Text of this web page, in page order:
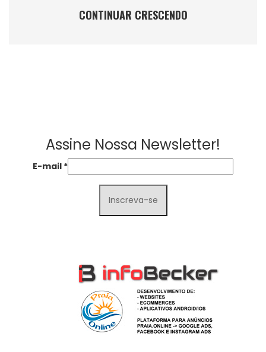
CONTINUAR CRESCENDO
Assine Nossa Newsletter!
E-mail *